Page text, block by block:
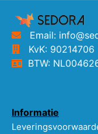
Email:
KvK: 90214706
BTW:
Informatie